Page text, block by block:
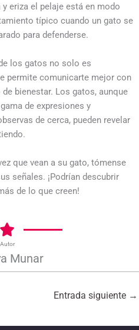
eriza el pelaje está en modo
típico cuando un gato se
para defenderse.
los gatos no solo es
permite comunicarte mejor con
bienestar. Los gatos, aunque
de expresiones y
de cerca, pueden revelar
que vean a su gato, tómense
señales. ¡Podrían descubrir
de lo que creen!
Autor
Munar
Entrada siguiente →